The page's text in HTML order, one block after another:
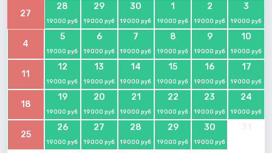
27
28
19000 руб
29
19000 руб
30
19000 руб
1
19000 руб
2
19000 руб
3
19000 руб
4
5
19000 руб
6
19000 руб
7
19000 руб
8
19000 руб
9
19000 руб
10
19000 руб
11
12
19000 руб
13
19000 руб
14
19000 руб
15
19000 руб
16
19000 руб
17
19000 руб
18
19
19000 руб
20
19000 руб
21
19000 руб
22
19000 руб
23
19000 руб
24
19000 руб
25
26
19000 руб
27
19000 руб
28
19000 руб
29
19000 руб
30
19000 руб